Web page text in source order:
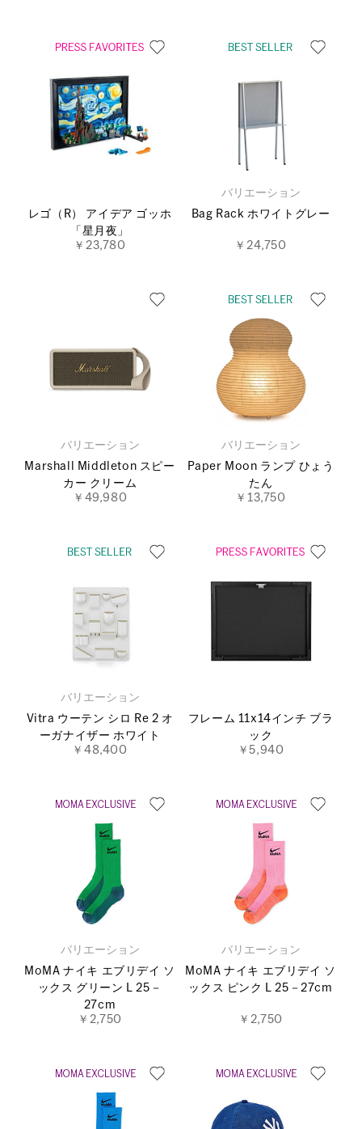
レゴ（R） アイデア ゴッホ
「星月夜」
￥23,780
バリエーション
Bag Rack ホワイトグレー
￥24,750
バリエーション
Marshall Middleton スピー
カー クリーム
￥49,980
バリエーション
Paper Moon ランプ ひょう
たん
￥13,750
バリエーション
Vitra ウーテン シロ Re 2 オ
ーガナイザー ホワイト
￥48,400
フレーム 11x14インチ ブラ
ック
￥5,940
バリエーション
MoMA ナイキ エブリデイ ソ
ックス グリーン L 25－
27cm
￥2,750
バリエーション
MoMA ナイキ エブリデイ ソ
ックス ピンク L 25－27cm
￥2,750